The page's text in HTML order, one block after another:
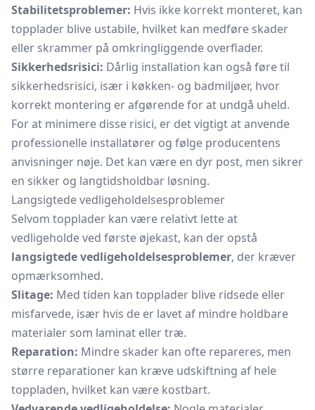
Stabilitetsproblemer: Hvis ikke korrekt monteret, kan
topplader blive ustabile, hvilket kan medføre skader
eller skrammer på omkringliggende overflader.
Sikkerhedsrisici: Dårlig installation kan også føre til
sikkerhedsrisici, især i køkken- og badmiljøer, hvor
korrekt montering er afgørende for at undgå uheld.
For at minimere disse risici, er det vigtigt at anvende
professionelle installatører og følge producentens
anvisninger nøje. Det kan være en dyr post, men sikrer
en sikker og langtidsholdbar løsning.
Langsigtede vedligeholdelsesproblemer
Selvom topplader kan være relativt lette at
vedligeholde ved første øjekast, kan der opstå
langsigtede vedligeholdelsesproblemer, der kræver
opmærksomhed.
Slitage: Med tiden kan topplader blive ridsede eller
misfarvede, især hvis de er lavet af mindre holdbare
materialer som laminat eller træ.
Reparation: Mindre skader kan ofte repareres, men
større reparationer kan kræve udskiftning af hele
toppladen, hvilket kan være kostbart.